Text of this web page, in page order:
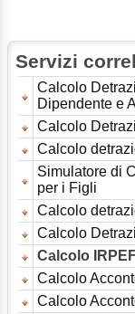
Servizi
Calcolo
Dipendente e
Calcolo
Calcolo
Simulatore di
per i Figli
Calcolo
Calcolo
Calcolo
Calcolo
Calcolo